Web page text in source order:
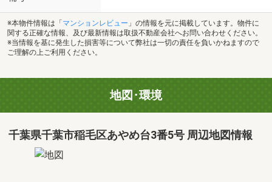
※本物件情報は「 マンションレビュー 」の情報を元に掲載しています。物件に
関する正確な情報、及び最新情報は取扱不動産会社へお問い合わせください。
※当情報を基に発生した損害等について弊社は一切の責任を負いかねますので
ご理解の上ご利用ください。
地図･環境
千葉県千葉市稲毛区あやめ台3番5号 周辺地図情報